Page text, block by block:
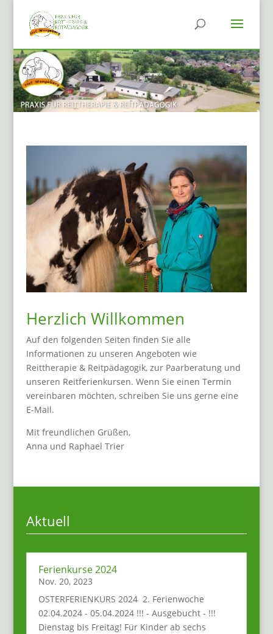
Herzlich Willkommen
Auf den folgenden Seiten finden Sie alle
Informationen zu unseren Angeboten wie
Reittherapie & Reitpädagogik, zur Paarberatung und
unseren Reitferienkursen. Wenn Sie einen Termin
vereinbaren möchten, schreiben Sie uns gerne eine
E-Mail.
Mit freundlichen Grüßen,
Anna und Raphael Trier
Aktuell
Ferienkurse 2024
Nov. 20, 2023
OSTERFERIENKURS 2024 2. Ferienwoche
02.04.2024 - 05.04.2024 !!! - Ausgebucht - !!!
Dienstag bis Freitag! Für Kinder ab sechs